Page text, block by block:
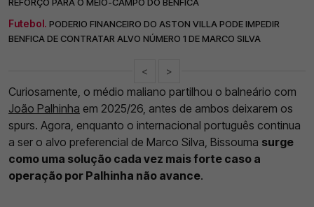
Futebol. PODERIO FINANCEIRO DO ASTON VILLA PODE IMPEDIR
BENFICA DE CONTRATAR ALVO NÚMERO 1 DE MARCO SILVA
< >
Curiosamente, o médio maliano partilhou o balneário com
João Palhinha em 2025/26, antes de ambos deixarem os
spurs. Agora, enquanto o internacional português continua
a ser o alvo preferencial de Marco Silva, Bissouma surge
como uma solução cada vez mais forte caso a
operação por Palhinha não avance.